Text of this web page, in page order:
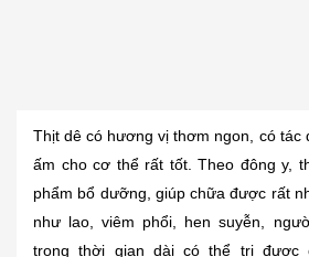
Thịt dê có hương vị thơm ngon, có tác
ấm cho cơ thể rất tốt. Theo đông y,
phẩm bổ dưỡng, giúp chữa được rất
như lao, viêm phổi, hen suyễn,
trong thời gian dài có thể trị được